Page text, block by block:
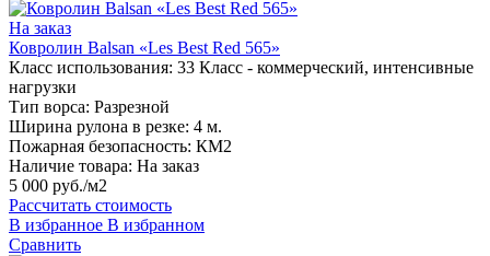
На заказ
Ковролин Balsan «Les Best Red 565»
Класс использования: 33 Класс - коммерческий, интенсивные
нагрузки
Тип ворса: Разрезной
Ширина рулона в резке: 4 м.
Пожарная безопасность: КМ2
Наличие товара: На заказ
5 000 руб./м2
Рассчитать стоимость
В избранное В избранном
Сравнить